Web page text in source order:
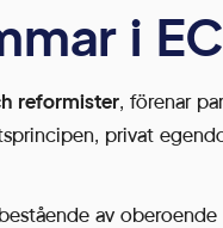
i
reformister, förenar
privat
av